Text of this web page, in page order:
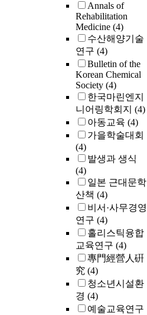
Annals of
Rehabilitation
Medicine (4)
수산해양기술
연구 (4)
Bulletin of the
Korean Chemical
Society (4)
한국마린엔지
니어링학회지 (4)
아동교육 (4)
가을학술대회
(4)
발생과 생식
(4)
일본 근대문학
산책 (4)
비서·사무경영
연구 (4)
홀리스틱융합
교육연구 (4)
專門經營人硏
究 (4)
청소년시설환
경 (4)
예술교육연구